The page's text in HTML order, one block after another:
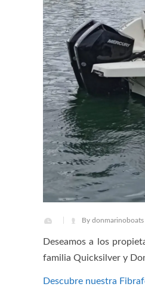
By donmarinoboats
Deseamos a los
familia Quicksilver y
Descubre nuestra